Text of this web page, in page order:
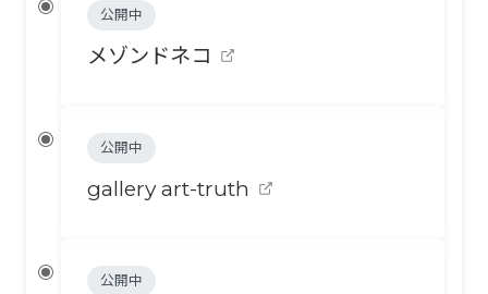
公開中
メゾンドネコ
公開中
gallery art-truth
公開中